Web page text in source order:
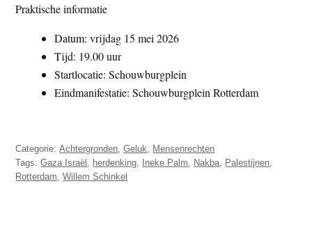
Praktische informatie
Datum: vrijdag 15 mei 2026
Tijd: 19.00 uur
Startlocatie: Schouwburgplein
Eindmanifestatie: Schouwburgplein Rotterdam
Categorie:Achtergronden ,Geluk
Mensenrechten
Tags:Gaza Israël herdenking Ineke Palm Nakba Palestijnen
Rotterdam ,Willem Schinkel